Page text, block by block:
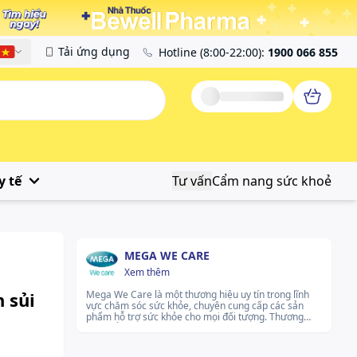
Việt Tải ứng dụng Hotline (8:00-22:00): 1900 066 855
tế Tư vấnCẩm nang sức khoẻ
sủi
MEGA WE CARE
Xem thêm
Mega We Care là một thương hiệu uy tín trong lĩnh
vực chăm sóc sức khỏe, chuyên cung cấp các sản
phẩm hỗ trợ sức khỏe cho mọi đối tượng. Thương